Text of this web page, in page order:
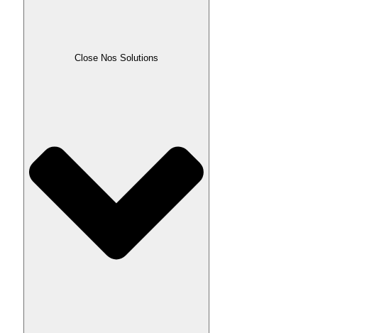
Close Nos Solutions